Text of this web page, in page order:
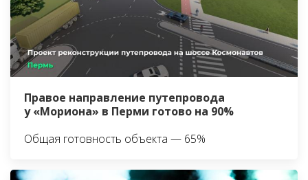
Правое направление путепровода
у «Мориона» в Перми готово на 90%
Общая готовность объекта — 65%